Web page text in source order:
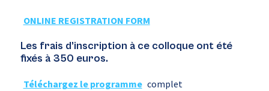
ONLINE REGISTRATION FORM
Les frais d’inscription à ce colloque ont été
fixés à 350 euros.
Téléchargez le programme complet